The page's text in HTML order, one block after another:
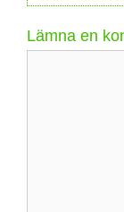
Lämna en